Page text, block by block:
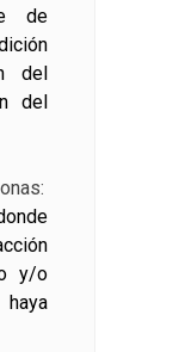
de
del
del
y/o